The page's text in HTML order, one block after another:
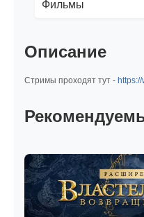
Фильмы
Описание
Стримы проходят тут -